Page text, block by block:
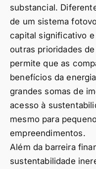
substancial.
de um sistema
capital significativo
outras prioridades
permite que as
benefícios da
grandes somas de
acesso à
mesmo para
empreendimentos.
Além da barreira
sustentabilidade